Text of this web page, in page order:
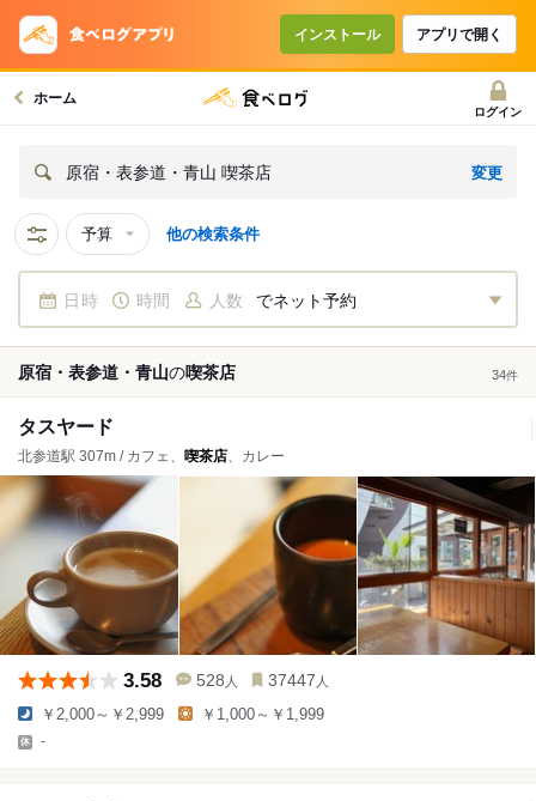
インストール アプリで開く
ホーム
ログイン
原宿・表参道・青山 喫茶店 変更
予算 他の検索条件
日時 時間 人数 でネット予約
原宿・表参道・青山の喫茶店 34件
タスヤード
北参道駅 307m / カフェ、 喫茶店、カレー
3.58 528 人 37447 人
￥2,000～￥2,999 ￥1,000～￥1,999
-